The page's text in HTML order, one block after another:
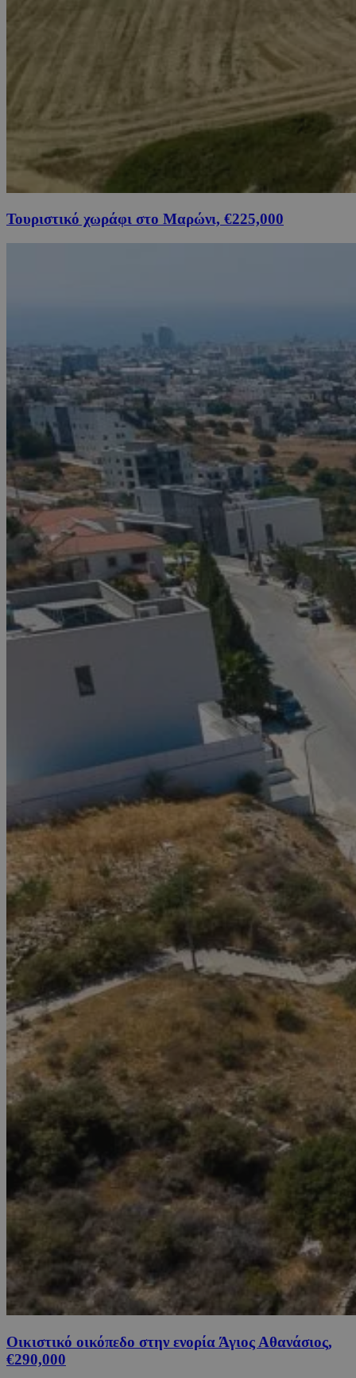
Τουριστικό χωράφι στο Μαρώνι, €225,000
Οικιστικό οικόπεδο στην ενορία Άγιος Αθανάσιος,
€290,000